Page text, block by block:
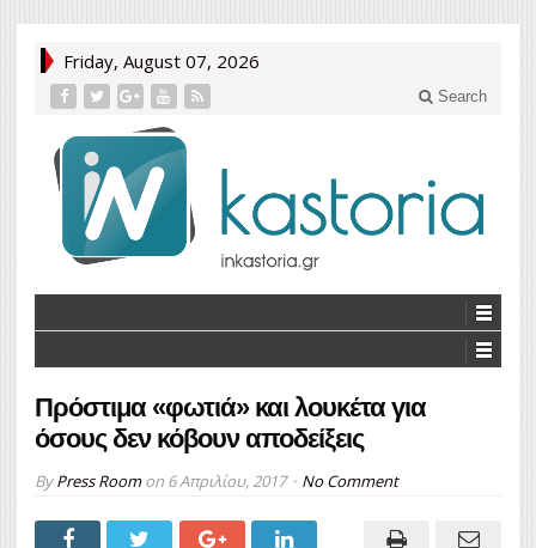
Friday, August 07, 2026
Search
Πρόστιμα «φωτιά» και λουκέτα για
όσους δεν κόβουν αποδείξεις
ByPress Roomon 6 Απριλίου, 2017 No Comment